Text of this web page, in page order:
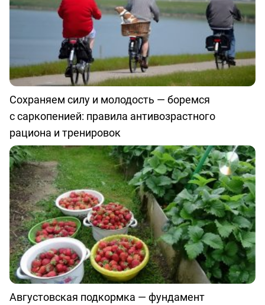
Сохраняем силу и молодость — боремся
с саркопенией: правила антивозрастного
рациона и тренировок
Августовская подкормка — фундамент